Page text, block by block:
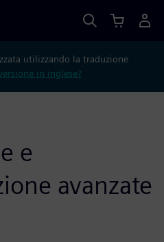
utilizzando la traduzione
in inglese?
e
avanzate